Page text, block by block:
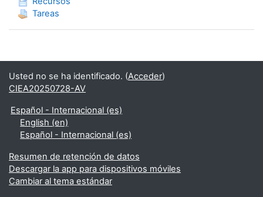
Tareas
Usted no se ha identificado. (Acceder)
CIEA20250728-AV
Español - Internacional ‎(es)‎
English ‎(en)‎
Español - Internacional ‎(es)‎
Resumen de retención de datos
Descargar la app para dispositivos móviles
Cambiar al tema estándar